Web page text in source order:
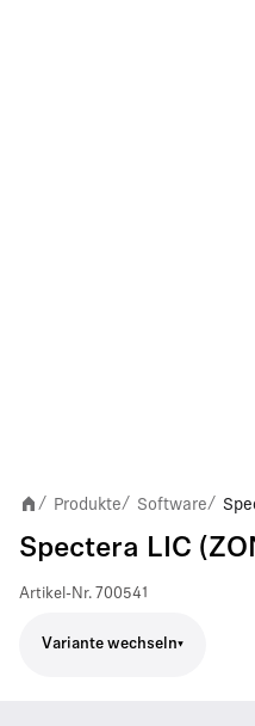
/ Produkte/ Software/
Spectera LIC
Artikel-Nr. 700541
Variante wechseln